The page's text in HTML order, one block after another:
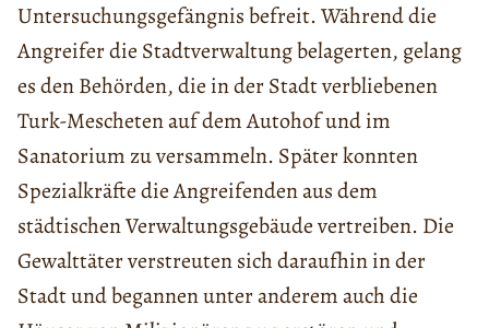
Untersuchungsgefängnis befreit. Während die
Angreifer die Stadtverwaltung belagerten, gelang
es den Behörden, die in der Stadt verbliebenen
Turk-Mescheten auf dem Autohof und im
Sanatorium zu versammeln. Später konnten
Spezialkräfte die Angreifenden aus dem
städtischen Verwaltungsgebäude vertreiben. Die
Gewalttäter verstreuten sich daraufhin in der
Stadt und begannen unter anderem auch die